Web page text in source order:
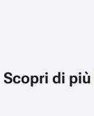
Scopri di più